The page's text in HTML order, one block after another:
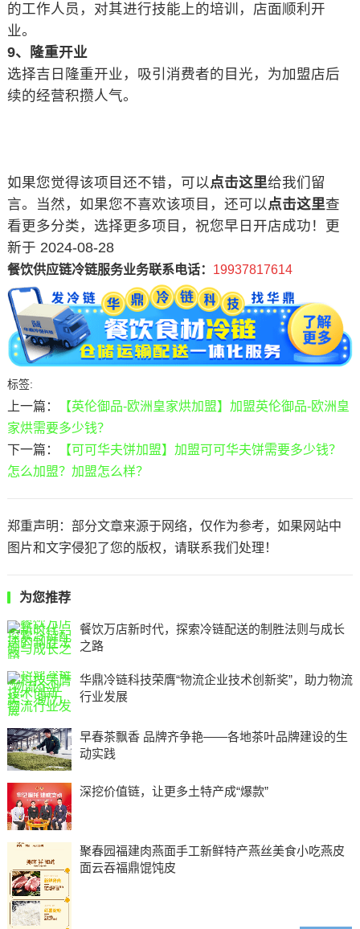
的工作人员，对其进行技能上的培训，店面顺利开
业。
9、隆重开业
选择吉日隆重开业，吸引消费者的目光，为加盟店后
续的经营积攒人气。
如果您觉得该项目还不错，可以点击这里给我们留
言。当然，如果您不喜欢该项目，还可以点击这里查
看更多分类，选择更多项目，祝您早日开店成功！更
新于 2024-08-28
餐饮供应链冷链服务业务联系电话： 19937817614
标签:
上一篇：
【英伦御品-欧洲皇家烘加盟】加盟英伦御品-欧洲皇
家烘需要多少钱？
下一篇：
【可可华夫饼加盟】加盟可可华夫饼需要多少钱？
怎么加盟？加盟怎么样？
郑重声明：部分文章来源于网络，仅作为参考，如果网站中
图片和文字侵犯了您的版权，请联系我们处理！
为您推荐
餐饮万店新时代，探索冷链配送的制胜法则与成长
之路
华鼎冷链科技荣膺“物流企业技术创新奖”，助力物流
行业发展
早春茶飘香 品牌齐争艳——各地茶叶品牌建设的生
动实践
深挖价值链，让更多土特产成“爆款”
聚春园福建肉燕面手工新鲜特产燕丝美食小吃燕皮
面云吞福鼎馄饨皮